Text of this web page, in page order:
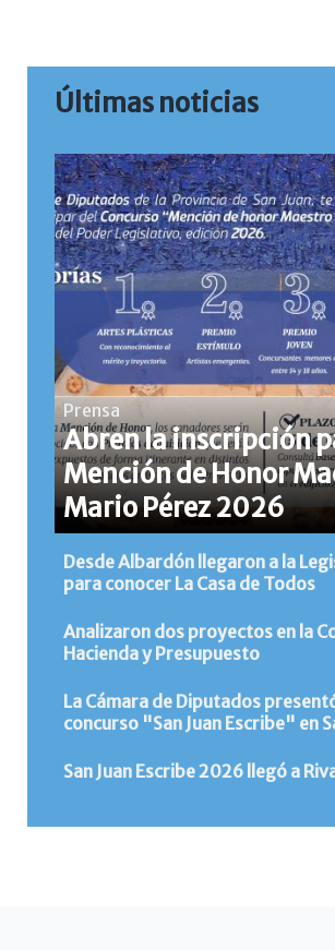
Últimas noticias
Prensa
Abren la inscripción
Mención de Honor
Mario Pérez 2026
Desde Albardón llegaron a la
para conocer La Casa de Todos
Analizaron dos proyectos en la
Hacienda y Presupuesto
La Cámara de Diputados
concurso "San Juan Escribe" en
San Juan Escribe 2026 llegó a